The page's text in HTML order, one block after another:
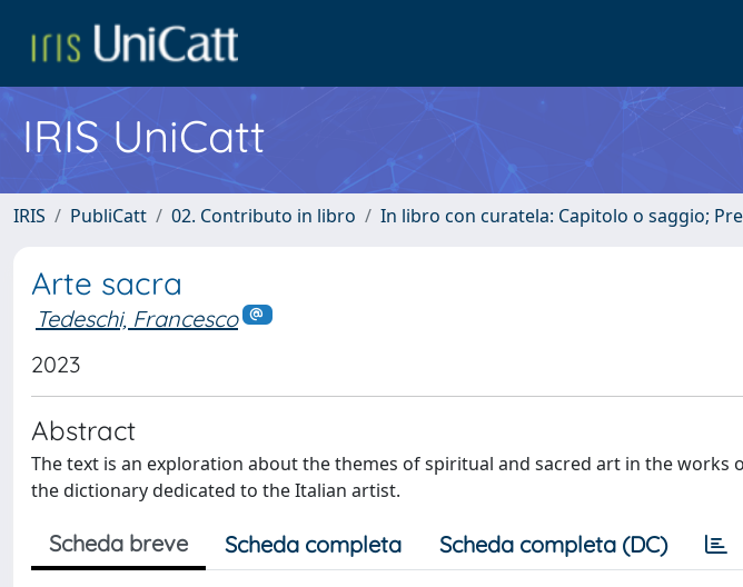
IRIS UniCatt
IRIS PubliCatt 02. Contributo in libro In libro con curatela: Capitolo o saggio;
Arte sacra
Tedeschi, Francesco
2023
Abstract
The text is an exploration about the themes of spiritual and sacred art in the works
the dictionary dedicated to the Italian artist.
Scheda breve Scheda completa Scheda completa (DC)